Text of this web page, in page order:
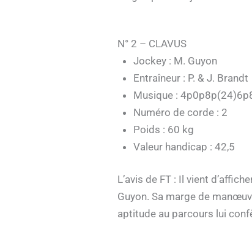
N° 2 – CLAVUS
Jockey : M. Guyon
Entraîneur : P. & J. Brandt
Musique :
Numéro de corde : 2
Poids : 60 kg
Valeur handicap : 42,5
L’avis de FT : Il vient
Guyon. Sa marge de
aptitude au parcours lui